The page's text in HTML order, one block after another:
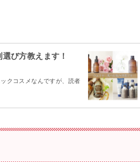
び方教えます！
クコスメなんですが、読者